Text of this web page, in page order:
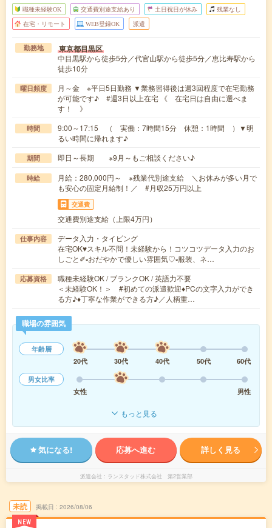
職種未経験OK 交通費別途支給あり 土日祝日が休み 残業なし
在宅・リモート WEB登録OK 派遣
勤務地 東京都目黒区
中目黒駅から徒歩5分／代官山駅から徒歩5分／恵比寿駅から
徒歩10分
曜日頻度
月～金 ※平日5日勤務 ▼業務習得後は週3回程度で在宅勤務
が可能です♪ #週3日以上在宅 《 在宅日は自由に選べま
す！ 》
時間
9:00～17:15 （ 実働：7時間15分 休憩：1時間 ）▼明
るい時間に帰れます♪
期間 即日～長期 ※9月～もご相談ください♪
時給
月給：280,000円～ ※残業代別途支給 ＼お休みが多い月で
も安心の固定月給制！／ #月収25万円以上
交通費
交通費別途支給（上限4万円）
仕事内容
データ入力・タイピング
在宅OK♥スキル不問！未経験から！コツコツデータ入力のお
しごと✐▫おだやかで優しい雰囲気♡▫服装、ネ…
応募資格
職種未経験OK / ブランクOK / 英語力不要
＜未経験OK！＞ #初めての派遣歓迎♦︎PCの文字入力ができ
る方♪♦︎丁寧な作業ができる方♪／人柄重…
職場の雰囲気
年齢層
20代
30代 40代 50代
60代
男女比率
女性
男性
もっと見る
気になる! 応募へ進む 詳しく見る
派遣会社 ランスタッド株式会社 第2営業部
未読
NEW
掲載日 2026/08/06